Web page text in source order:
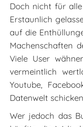
Doch nicht für
Erstaunlich
auf die
Machenschaften
Viele User
vermeintlich
Youtube,
Datenwelt
Wer jedoch das